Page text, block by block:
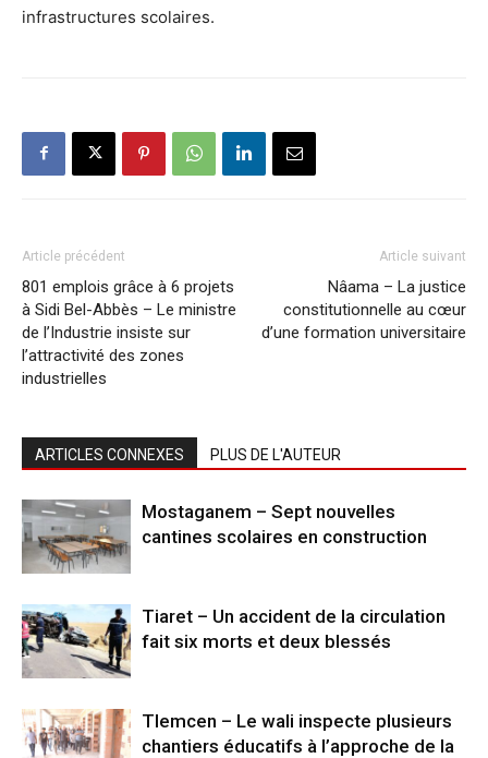
infrastructures scolaires.
Article précédent
801 emplois grâce à 6 projets
à Sidi Bel-Abbès – Le ministre
de l’Industrie insiste sur
l’attractivité des zones
industrielles
Article suivant
Nâama – La justice
constitutionnelle au cœur
d’une formation universitaire
ARTICLES CONNEXES PLUS DE L'AUTEUR
Mostaganem – Sept nouvelles
cantines scolaires en construction
Tiaret – Un accident de la circulation
fait six morts et deux blessés
Tlemcen – Le wali inspecte plusieurs
chantiers éducatifs à l’approche de la